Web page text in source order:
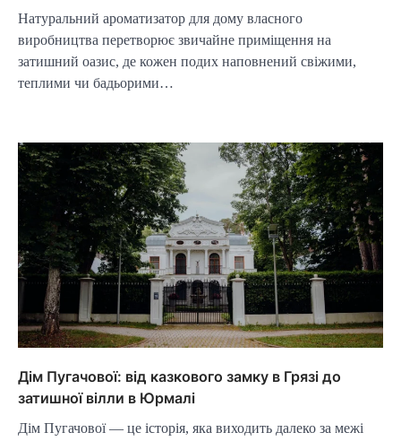
Натуральний ароматизатор для дому власного
виробництва перетворює звичайне приміщення на
затишний оазис, де кожен подих наповнений свіжими,
теплими чи бадьорими…
Дім Пугачової: від казкового замку в Грязі до
затишної вілли в Юрмалі
Дім Пугачової — це історія, яка виходить далеко за межі